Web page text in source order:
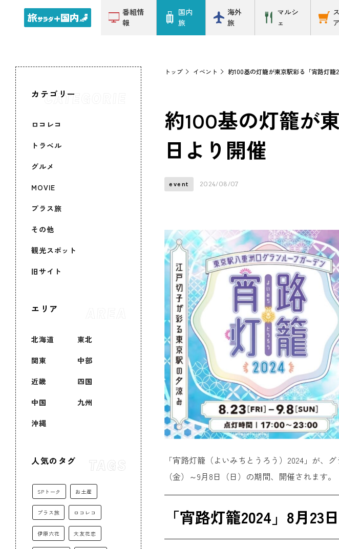
番組情
報
国内
旅
海外
旅
マルシ
ェ
ア
カテゴリー
ロコレコ
トラベル
グルメ
MOVIE
プラス旅
その他
観光スポット
旧サイト
エリア
北海道 東北
関東 中部
近畿 四国
中国 九州
沖縄
人気のタグ
SPトーク お土産
プラス旅 ロコレコ
伊原六花 大友花恋
トップ イベント 約100基の灯籠が東京駅彩る「宵路灯籠
約100基の灯籠が
日より開催
event 2024/08/07
「宵路灯籠（よいみちとうろう）2024」が、
（金）～9月8日（日）の期間、開催されます。
「宵路灯籠2024」8月23